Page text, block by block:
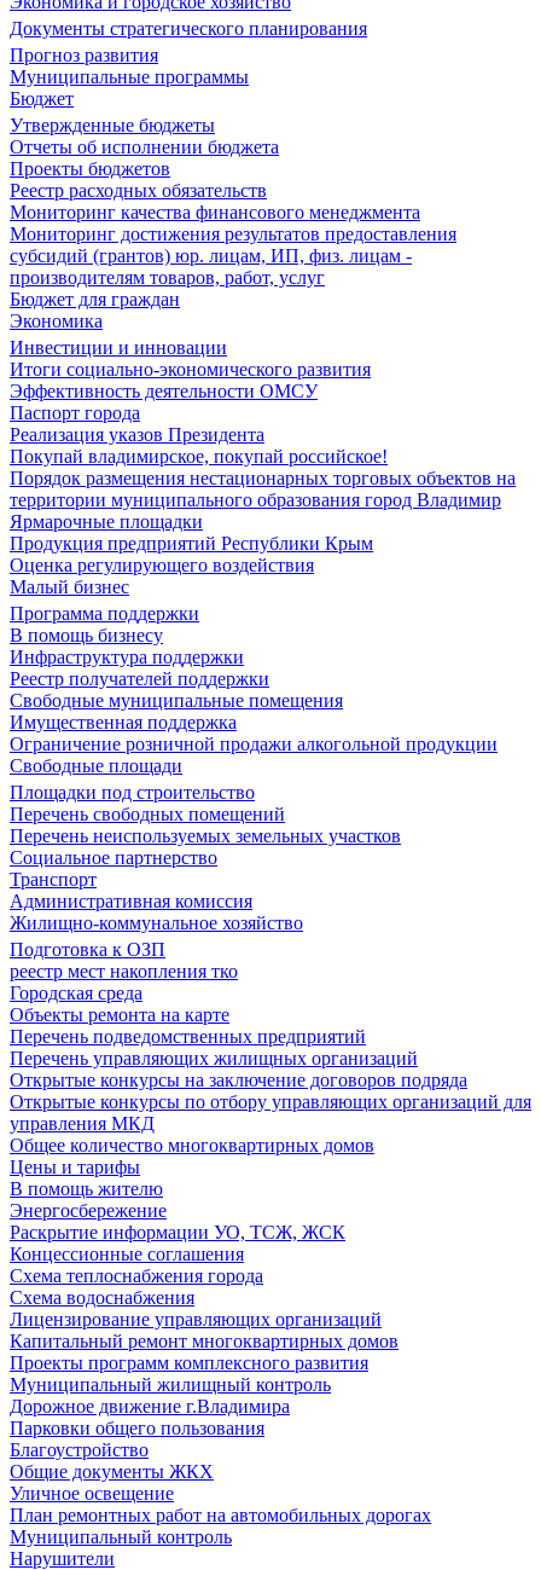
Документы стратегического планирования
Прогноз развития
Муниципальные программы
Бюджет
Утвержденные бюджеты
Отчеты об исполнении бюджета
Проекты бюджетов
Реестр расходных обязательств
Мониторинг качества финансового менеджмента
Мониторинг достижения результатов предоставления
субсидий (грантов) юр. лицам, ИП, физ. лицам -
производителям товаров, работ, услуг
Бюджет для граждан
Экономика
Инвестиции и инновации
Итоги социально-экономического развития
Эффективность деятельности ОМСУ
Паспорт города
Реализация указов Президента
Покупай владимирское, покупай российское!
Порядок размещения нестационарных торговых объектов на
территории муниципального образования город Владимир
Ярмарочные площадки
Продукция предприятий Республики Крым
Оценка регулирующего воздействия
Малый бизнес
Программа поддержки
В помощь бизнесу
Инфраструктура поддержки
Реестр получателей поддержки
Свободные муниципальные помещения
Имущественная поддержка
Ограничение розничной продажи алкогольной продукции
Свободные площади
Площадки под строительство
Перечень свободных помещений
Перечень неиспользуемых земельных участков
Социальное партнерство
Транспорт
Административная комиссия
Жилищно-коммунальное хозяйство
Подготовка к ОЗП
реестр мест накопления тко
Городская среда
Объекты ремонта на карте
Перечень подведомственных предприятий
Перечень управляющих жилищных организаций
Открытые конкурсы на заключение договоров подряда
Открытые конкурсы по отбору управляющих организаций для
управления МКД
Общее количество многоквартирных домов
Цены и тарифы
В помощь жителю
Энергосбережение
Раскрытие информации УО, ТСЖ, ЖСК
Концессионные соглашения
Схема теплоснабжения города
Схема водоснабжения
Лицензирование управляющих организаций
Капитальный ремонт многоквартирных домов
Проекты программ комплексного развития
Муниципальный жилищный контроль
Дорожное движение г.Владимира
Парковки общего пользования
Благоустройство
Общие документы ЖКХ
Уличное освещение
План ремонтных работ на автомобильных дорогах
Муниципальный контроль
Нарушители